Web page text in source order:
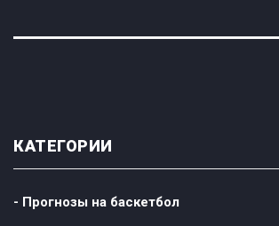
КАТЕГОРИИ
- Прогнозы на баскетбол